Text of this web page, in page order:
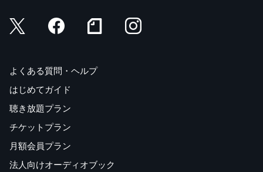
よくある質問・ヘルプ
はじめてガイド
聴き放題プラン
チケットプラン
月額会員プラン
法人向けオーディオブック